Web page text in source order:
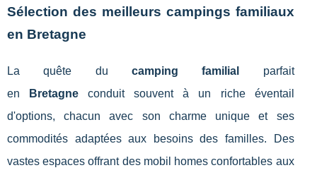
Sélection des meilleurs campings familiaux
en Bretagne
La quête du camping familial
parfait
en
Bretagne conduit souvent à un riche éventail
d'options, chacun avec son charme unique et ses
commodités adaptées aux besoins des familles. Des
vastes espaces offrant des mobil homes confortables aux